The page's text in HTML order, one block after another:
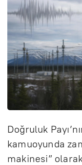
Doğruluk
kamuoyunda
makinesi” olarak